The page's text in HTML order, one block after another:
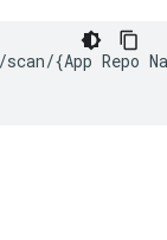
/{App Repo